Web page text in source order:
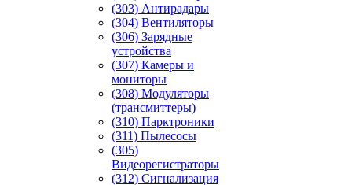
(303) Антирадары
(304) Вентиляторы
(306) Зарядные
устройства
(307) Камеры и
мониторы
(308) Модуляторы
(трансмиттеры)
(310) Парктроники
(311) Пылесосы
(305)
Видеорегистраторы
(312) Сигнализация